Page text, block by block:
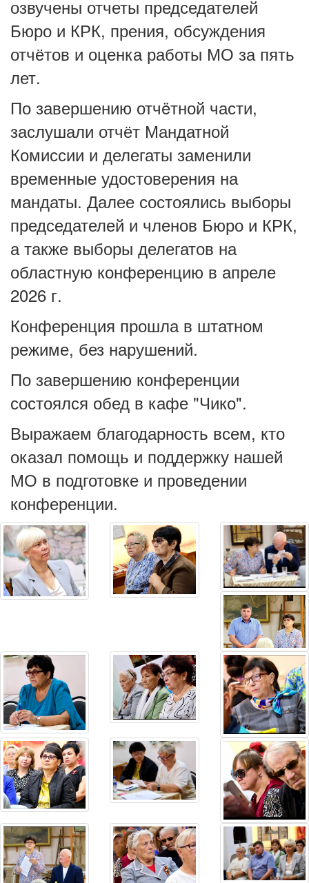
озвучены отчеты председателей
Бюро и КРК, прения, обсуждения
отчётов и оценка работы МО за пять
лет.
По завершению отчëтной части,
заслушали отчёт Мандатной
Комиссии и делегаты заменили
временные удостоверения на
мандаты. Далее состоялись выборы
председателей и членов Бюро и КРК,
а также выборы делегатов на
областную конференцию в апреле
2026 г.
Конференция прошла в штатном
режиме, без нарушений.
По завершению конференции
состоялся обед в кафе "Чико".
Выражаем благодарность всем, кто
оказал помощь и поддержку нашей
МО в подготовке и проведении
конференции.